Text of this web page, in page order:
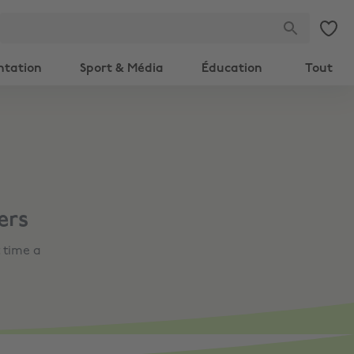
Sport & Média Éducation Tout
time a